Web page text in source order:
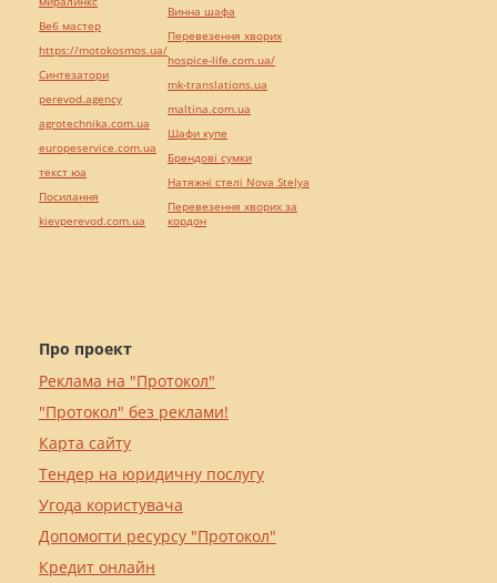
Про проект
Реклама на "Протокол"
"Протокол" без реклами!
Карта сайту
Тендер на юридичну послугу
Угода користувача
Допомогти ресурсу "Протокол"
Кредит онлайн
Веб мастер
https://motokosmos.ua/
Синтезатори
perevod.agency
agrotechnika.com.ua
europeservice.com.ua
текст юа
Посилання
kievperevod.com.ua
Винна шафа
Перевезення хворих
hospice-life.com.ua/
mk-translations.ua
maltina.com.ua
Шафи купе
Брендові сумки
Натяжні стелі Nova Stelya
Перевезення хворих за
кордон